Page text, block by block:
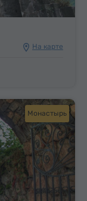
На карте
Монастырь